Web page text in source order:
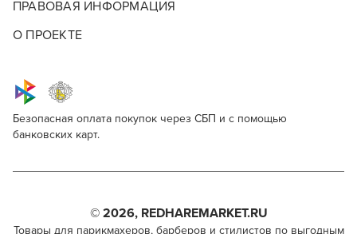
ПРАВОВАЯ ИНФОРМАЦИЯ
О ПРОЕКТЕ
Безопасная оплата покупок через СБП и с помощью
банковских карт.
© 2026, REDHAREMARKET.RU
Товары для парикмахеров, барберов и стилистов по выгодным
ПИЛИНГ КОЖИ ГОЛОВЫ SIM SENSITIVE
ВКОНТАКТЕ
парикмахерам, барберам, колористам и другим
специалистам бьюти-индустрии.
Пилинг кожи головы Sim Sensitive
– это продукты известного финского бренда Sim
Finland Oy, одного из крупнейших производителей
Опишите, что бы вы хотели видеть в
Что добавить?